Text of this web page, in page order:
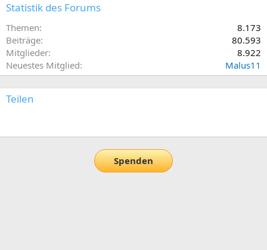
Statistik des Forums
Themen
8.173
Beiträge
80.593
Mitglieder
8.922
Neuestes Mitglied
Malus11
Teilen
Spenden